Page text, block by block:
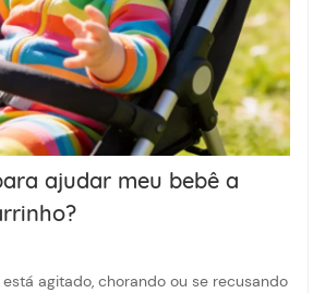
ajudar meu bebê a
agitado, chorando ou se recusando